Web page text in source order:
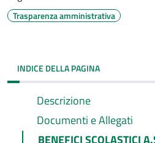
Trasparenza amministrativa
INDICE DELLA PAGINA
Descrizione
Documenti e Allegati
BENEFICI SCOLASTICI